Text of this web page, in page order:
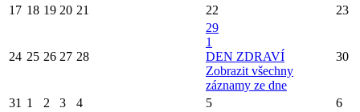
17 18 19 20 21 22 23
24 25 26 27 28
29
1
DEN ZDRAVÍ
Zobrazit všechny
záznamy ze dne
30
31 1 2 3 4 5 6